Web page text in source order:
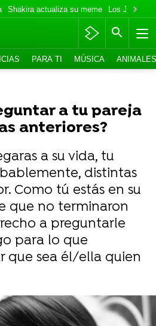
Shakira actualiza su meme Los Jonas
PARA TI MÚSICA ANIMALES
a tu pareja
anteriores?
a su vida, tu
distintas
Como tú estás en su
que no terminaron
a preguntarle
para lo que
que sea él/ella quien